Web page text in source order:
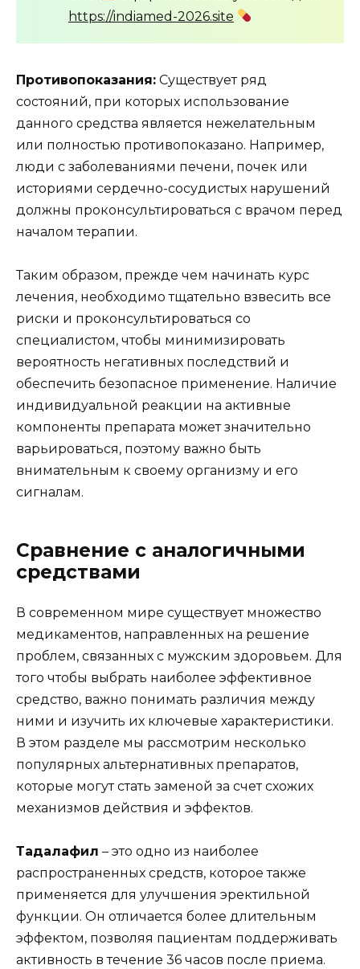
https://indiamed-2026.site
Противопоказания: Существует ряд
состояний, при которых использование
данного средства является нежелательным
или полностью противопоказано. Например,
люди с заболеваниями печени, почек или
историями сердечно-сосудистых нарушений
должны проконсультироваться с врачом перед
началом терапии.
Таким образом, прежде чем начинать курс
лечения, необходимо тщательно взвесить все
риски и проконсультироваться со
специалистом, чтобы минимизировать
вероятность негативных последствий и
обеспечить безопасное применение. Наличие
индивидуальной реакции на активные
компоненты препарата может значительно
варьироваться, поэтому важно быть
внимательным к своему организму и его
сигналам.
Сравнение с аналогичными
средствами
В современном мире существует множество
медикаментов, направленных на решение
проблем, связанных с мужским здоровьем. Для
того чтобы выбрать наиболее эффективное
средство, важно понимать различия между
ними и изучить их ключевые характеристики.
В этом разделе мы рассмотрим несколько
популярных альтернативных препаратов,
которые могут стать заменой за счет схожих
механизмов действия и эффектов.
Тадалафил – это одно из наиболее
распространенных средств, которое также
применяется для улучшения эректильной
функции. Он отличается более длительным
эффектом, позволяя пациентам поддерживать
активность в течение 36 часов после приема.